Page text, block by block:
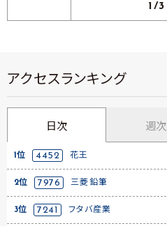
1/3
アクセスランキング
日次 週次
1位 4452 花王
2位 7976 三菱鉛筆
3位 7241 フタバ産業